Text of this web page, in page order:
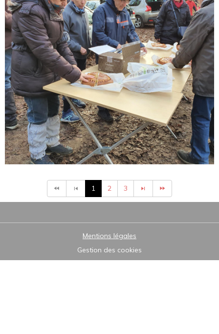
1 2 3
Mentions légales
Gestion des cookies